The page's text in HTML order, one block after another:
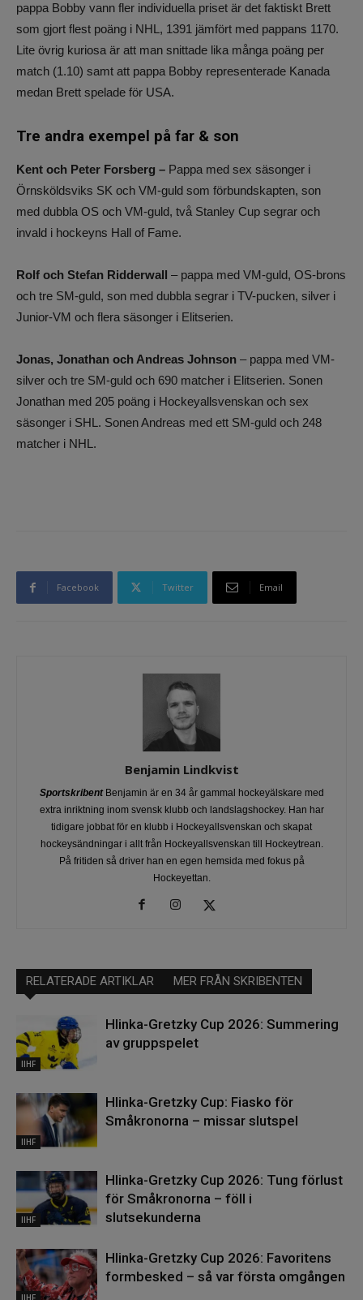
pappa Bobby vann fler individuella priset är det faktiskt Brett
som gjort flest poäng i NHL, 1391 jämfört med pappans 1170.
Lite övrig kuriosa är att man snittade lika många poäng per
match (1.10) samt att pappa Bobby representerade Kanada
medan Brett spelade för USA.
Tre andra exempel på far & son
Kent och Peter Forsberg – Pappa med sex säsonger i
Örnsköldsviks SK och VM-guld som förbundskapten, son
med dubbla OS och VM-guld, två Stanley Cup segrar och
invald i hockeyns Hall of Fame.
Rolf och Stefan Ridderwall – pappa med VM-guld, OS-brons
och tre SM-guld, son med dubbla segrar i TV-pucken, silver i
Junior-VM och flera säsonger i Elitserien.
Jonas, Jonathan och Andreas Johnson – pappa med VM-
silver och tre SM-guld och 690 matcher i Elitserien. Sonen
Jonathan med 205 poäng i Hockeyallsvenskan och sex
säsonger i SHL. Sonen Andreas med ett SM-guld och 248
matcher i NHL.
Facebook Twitter Email
Benjamin Lindkvist
SportskribentBenjamin är en 34 år gammal hockeyälskare med
extra inriktning inom svensk klubb och landslagshockey. Han har
tidigare jobbat för en klubb i Hockeyallsvenskan och skapat
hockeysändningar i allt från Hockeyallsvenskan till Hockeytrean.
På fritiden så driver han en egen hemsida med fokus på
Hockeyettan.
RELATERADE ARTIKLAR MER FRÅN SKRIBENTEN
IIHF
Hlinka-Gretzky Cup 2026: Summering
av gruppspelet
IIHF
Hlinka-Gretzky Cup: Fiasko för
Småkronorna – missar slutspel
IIHF
Hlinka-Gretzky Cup 2026: Tung förlust
för Småkronorna – föll i
slutsekunderna
IIHF
Hlinka-Gretzky Cup 2026: Favoritens
formbesked – så var första omgången